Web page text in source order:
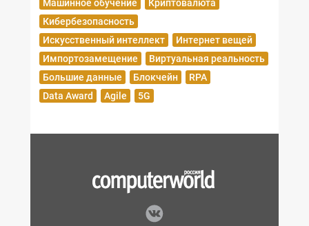
Машинное обучение
Криптовалюта
Кибербезопасность
Искусственный интеллект
Интернет вещей
Импортозамещение
Виртуальная реальность
Большие данные
Блокчейн
RPA
Data Award
Agile 5G